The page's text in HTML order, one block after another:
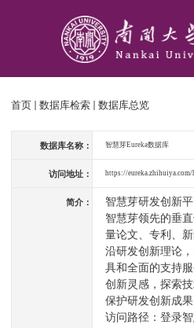
首页 数据库检索 数据库总览
数据库名称： 智慧芽Eureka数据库
访问地址： https://eureka.zhihuiya.com/
简介：
智慧芽研发创新
智慧芽领先的垂
量论文、专利、
沿研发创 新理论
具和全面的支持
创新灵感，探索
保护研发创新成果
访问路径：登录